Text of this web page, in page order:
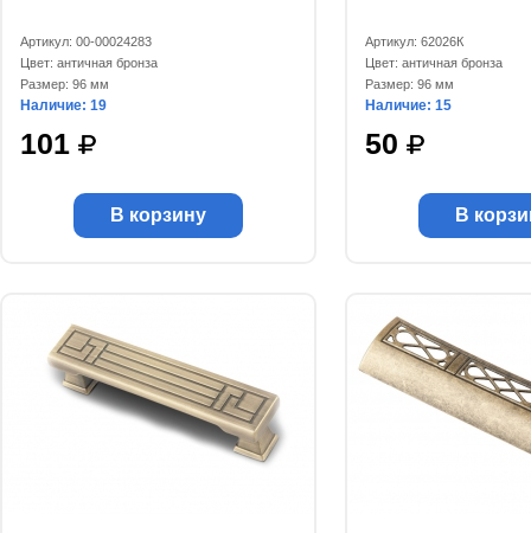
Артикул: 00-00024283
Цвет: античная бронза
Размер: 96 мм
Наличие: 19
101
В корзину
Артикул: 62026К
Цвет: античная бронза
Размер: 96 мм
Наличие: 15
50
В